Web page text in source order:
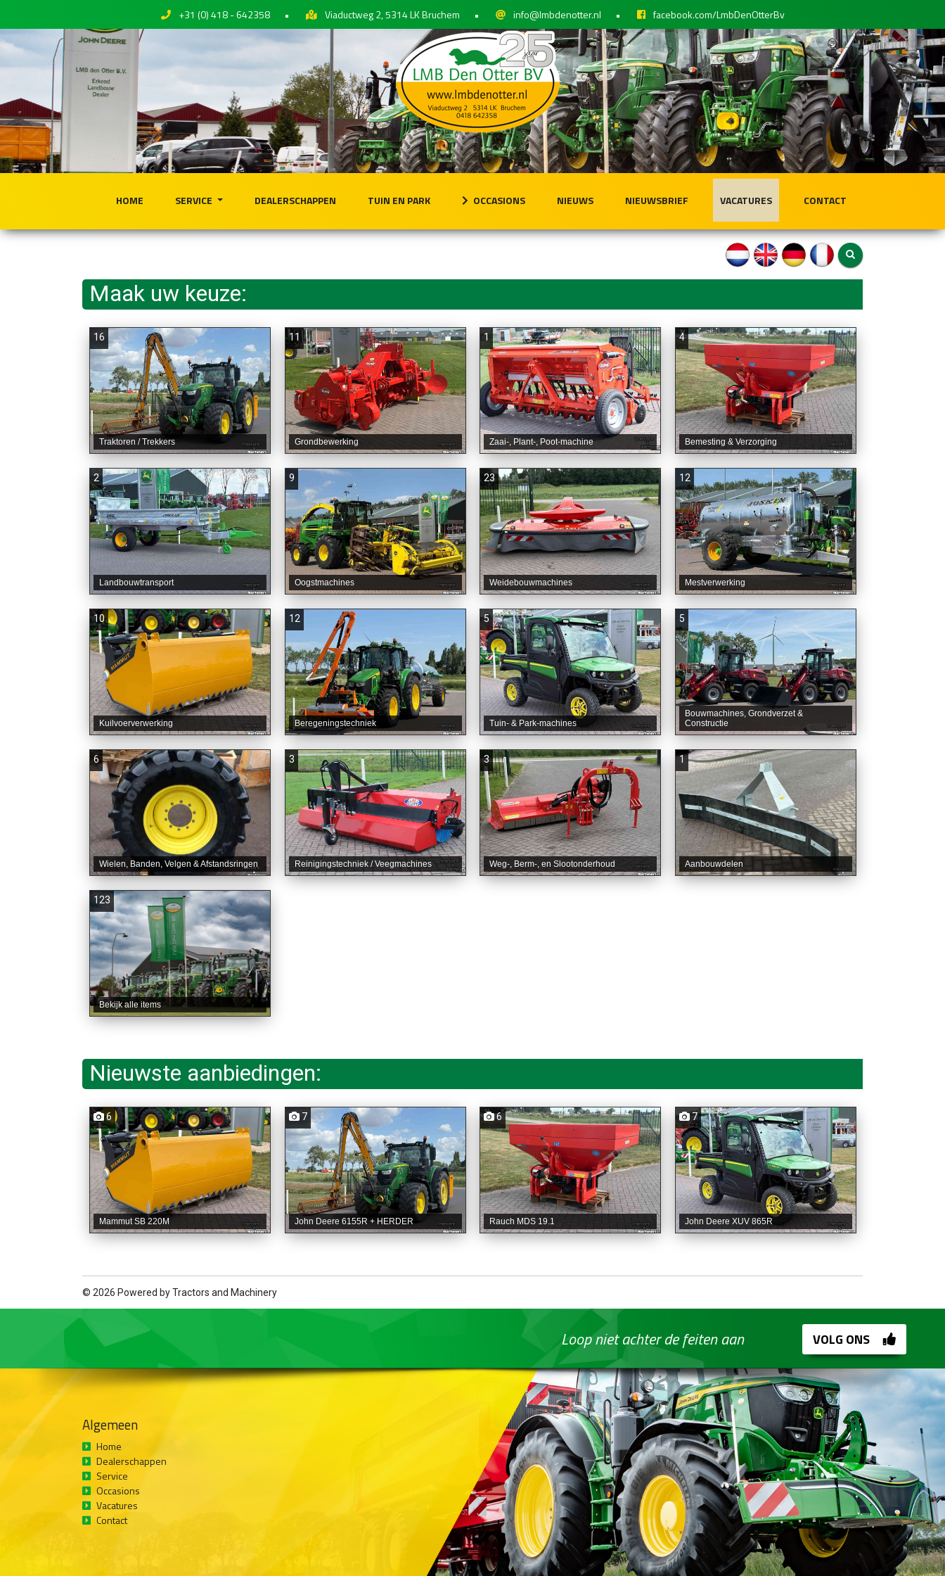
+31 (0) 418 - 642358 • Viaductweg 2, 5314 LK Bruchem • info@lmbdenotter.nl • facebook.com/LmbDenOtterBv
HOME SERVICE DEALERSCHAPPEN TUIN EN PARK OCCASIONS NIEUWS NIEUWSBRIEF VACATURES CONTACT
Maak uw keuze:
16
Traktoren / Trekkers
11
Grondbewerking
1
Zaai-, Plant-, Poot-machine
4
Bemesting & Verzorging
2
Landbouwtransport
9
Oogstmachines
23
Weidebouwmachines
12
Mestverwerking
10
Kuilvoerverwerking
12
Beregeningstechniek
5
Tuin- & Park-machines
5
Bouwmachines, Grondverzet &
Constructie
6
Wielen, Banden, Velgen & Afstandsringen
3
Reinigingstechniek / Veegmachines
3
Weg-, Berm-, en Slootonderhoud
1
Aanbouwdelen
123
Bekijk alle items
Nieuwste aanbiedingen:
6
Mammut SB 220M
7
John Deere 6155R + HERDER
6
Rauch MDS 19.1
7
John Deere XUV 865R
© 2026 Powered byTractors and Machinery
VOLG ONS
Loop niet achter de feiten aan
Algemeen
Home
Dealerschappen
Service
Occasions
Vacatures
Contact